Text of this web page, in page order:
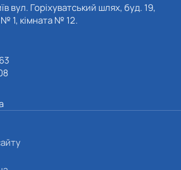
вул. Горіхуватський шлях, буд. 19,
1, кімната № 12.